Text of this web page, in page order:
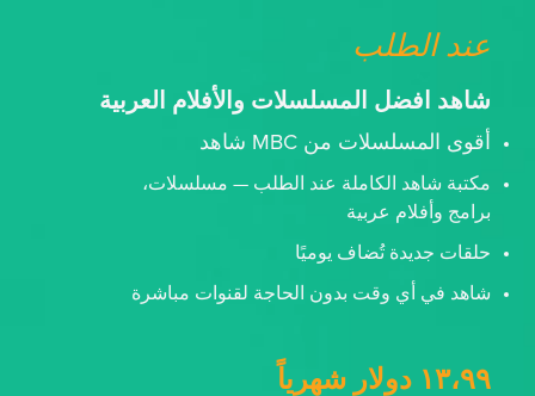
عند الطلب
شاهد افضل المسلسلات والأفلام العربية
أقوى المسلسلات من MBC شاهد
مكتبة شاهد الكاملة عند الطلب — مسلسلات،
برامج وأفلام عربية
حلقات جديدة تُضاف يوميًا
شاهد في أي وقت بدون الحاجة لقنوات مباشرة
١٣،٩٩ دولار شهرياً